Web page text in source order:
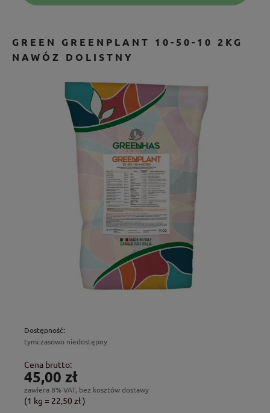
GREEN GREENPLANT 10-50-10 2KG
NAWÓZ DOLISTNY
Dostępność:
tymczasowo niedostępny
Cena brutto:
45,00 zł
zawiera 8% VAT, bez kosztów dostawy
(1 kg = 22,50 zł)